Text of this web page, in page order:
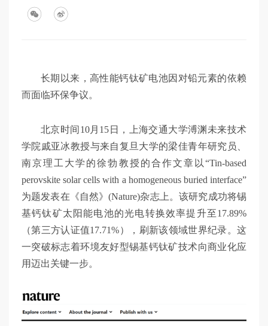
智
慧
长期以来，高性能钙钛矿电池因对铅元素的依赖
而面临环保争议。
北京时间10月15日，上海交通大学溥渊未来技术
学院戚亚冰教授与来自复旦大学的梁佳青年研究员、
南京理工大学的徐勃教授的合作文章以“Tin-based
perovskite solar cells with a homogeneous buried interface”
为题发表在《自然》(Nature)杂志上。该研究成功将锡
基钙钛矿太阳能电池的光电转换效率提升至17.89%
（第三方认证值17.71%），刷新该领域世界纪录。这
一突破标志着环境友好型锡基钙钛矿技术向商业化应
用迈出关键一步。